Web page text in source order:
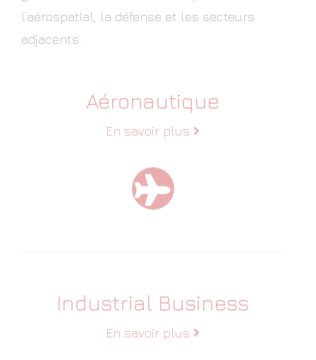
l’aérospatial, la défense et les secteurs
adjacents.
Aéronautique
En savoir plus
Industrial Business
En savoir plus